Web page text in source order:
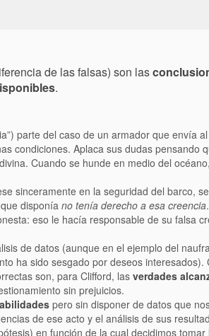
de las falsas) son las
.
parte del caso de un armador que envía
condiciones. Aplaca sus dudas pensando
Cuando se hunde en medio del
sinceramente en la seguridad del barco,
disponía no tenía derecho a esa creencia
eso le hacía responsable de su falsa
de datos (aunque en el ejemplo del
ha sido sesgado por deseos interesados).
son, para Clifford, las verdades
sin prejuicios.
pero sin disponer de datos que
de ese acto y el análisis de sus
en función de la cual decidimos